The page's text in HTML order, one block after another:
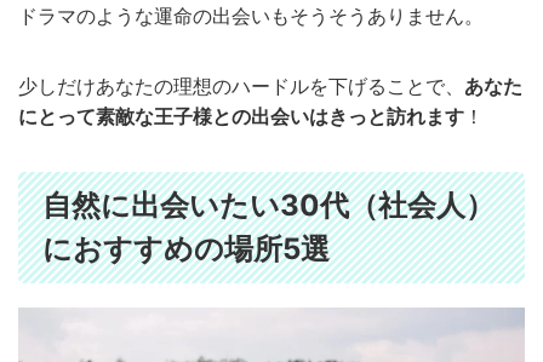
ドラマのような運命の出会いもそうそうありません。
少しだけあなたの理想のハードルを下げることで、 あなた
にとって素敵な王子様との出会いはきっと訪れます ！
自然に出会いたい30代（社会人）
におすすめの場所5選